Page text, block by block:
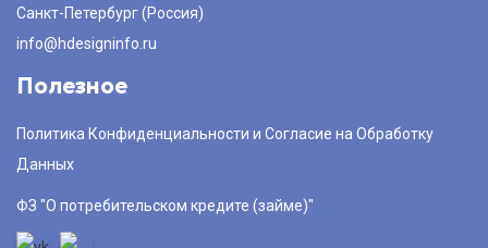
Санкт-Петербург (Россия)
info@hdesigninfo.ru
Полезное
Политика Конфиденциальности и Согласие на Обработку
Данных
ФЗ "О потребительском кредите (займе)"